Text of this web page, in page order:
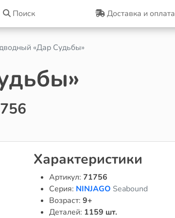
Поиск Доставка и оплата
«Дар Судьбы»
Характеристики
Артикул: 71756
Серия: NINJAGO Seabound
Возраст: 9+
Деталей: 1159 шт.